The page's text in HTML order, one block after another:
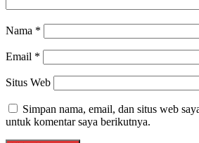
Nama *
Email *
Situs Web
Simpan nama, email, dan situs web
untuk komentar saya berikutnya.